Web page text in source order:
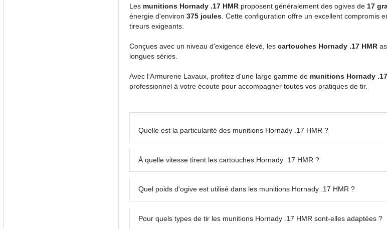
Les munitions Hornady .17 HMRproposent généralement des ogives de 17
énergie d'environ 375 joules. Cette configuration offre un excellent compromis
tireurs exigeants.
Conçues avec un niveau d'exigence élevé, les cartouches Hornady .17 HMR
longues séries.
Avec l'Armurerie Lavaux, profitez d'une large gamme de munitions Hornady
professionnel à votre écoute pour accompagner toutes vos pratiques de tir.
Quelle est la particularité des munitions Hornady .17 HMR ?
À quelle vitesse tirent les cartouches Hornady .17 HMR ?
Quel poids d'ogive est utilisé dans les munitions Hornady .17 HMR ?
Pour quels types de tir les munitions Hornady .17 HMR sont-elles adaptées ?